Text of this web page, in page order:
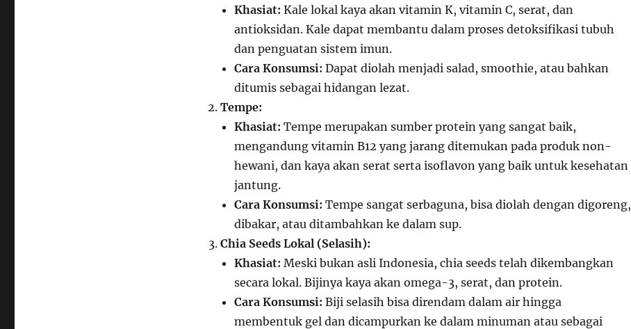
Khasiat: Kale lokal kaya akan vitamin K, vitamin C, serat, dan
antioksidan. Kale dapat membantu dalam proses detoksifikasi tubuh
dan penguatan sistem imun.
Cara Konsumsi: Dapat diolah menjadi salad, smoothie, atau bahkan
ditumis sebagai hidangan lezat.
Tempe:
Khasiat: Tempe merupakan sumber protein yang sangat baik,
mengandung vitamin B12 yang jarang ditemukan pada produk non-
hewani, dan kaya akan serat serta isoflavon yang baik untuk kesehatan
jantung.
Cara Konsumsi: Tempe sangat serbaguna, bisa diolah dengan digoreng,
dibakar, atau ditambahkan ke dalam sup.
Chia Seeds Lokal (Selasih):
Khasiat: Meski bukan asli Indonesia, chia seeds telah dikembangkan
secara lokal. Bijinya kaya akan omega-3, serat, dan protein.
Cara Konsumsi: Biji selasih bisa direndam dalam air hingga
membentuk gel dan dicampurkan ke dalam minuman atau sebagai